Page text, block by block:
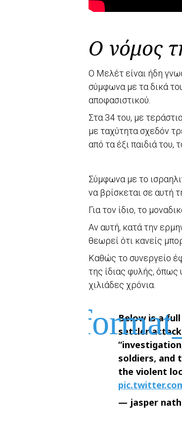
Ο νόμος
Ο Μελέτ είναι ήδη
σύμφωνα με τα δικά
αποφασιστικού.
Στα 34 του, με
με ταχύτητα σχεδόν
από τα έξι παιδιά του,
Σύμφωνα με το
να βρίσκεται σε αυτή
Για τον ίδιο, το
Αν αυτή, κατά την
θεωρεί ότι κανείς
Καθώς το συνεργείο
της ίδιας φυλής, όπως
χιλιάδες χρόνια.
Below is a full
settler attack
soldiers, and
the violent
— jasper